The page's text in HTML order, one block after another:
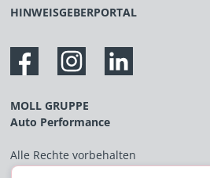
HINWEISGEBERPORTAL
MOLL GRUPPE
Auto Performance
Alle Rechte vorbehalten